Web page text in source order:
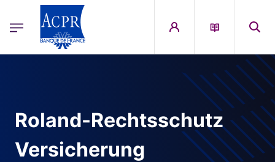
ACPR Menu Principal (French)
Roland-Rechtsschutz
Versicherung